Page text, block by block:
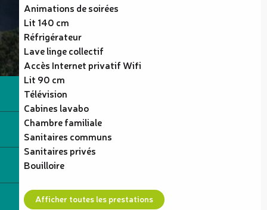
Animations de soirées
Lit 140 cm
Réfrigérateur
Lave linge collectif
Accès Internet privatif Wifi
Lit 90 cm
Télévision
Cabines lavabo
Chambre familiale
Sanitaires communs
Sanitaires privés
Bouilloire
Afficher toutes les prestations